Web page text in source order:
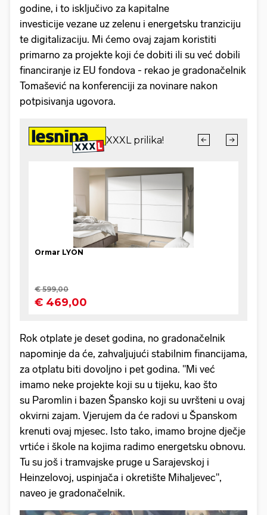
godine, i to isključivo za kapitalne
investicije vezane uz zelenu i energetsku tranziciju
te digitalizaciju. Mi ćemo ovaj zajam koristiti
primarno za projekte koji će dobiti ili su već dobili
financiranje iz EU fondova - rekao je gradonačelnik
Tomašević na konferenciji za novinare nakon
potpisivanja ugovora.
Rok otplate je deset godina, no gradonačelnik
napominje da će, zahvaljujući stabilnim financijama,
za otplatu biti dovoljno i pet godina. "Mi već
imamo neke projekte koji su u tijeku, kao što
su Paromlin i bazen Špansko koji su uvršteni u ovaj
okvirni zajam. Vjerujem da će radovi u Španskom
krenuti ovaj mjesec. Isto tako, imamo brojne dječje
vrtiće i škole na kojima radimo energetsku obnovu.
Tu su još i tramvajske pruge u Sarajevskoj i
Heinzelovoj, uspinjača i okretište Mihaljevec",
naveo je gradonačelnik.